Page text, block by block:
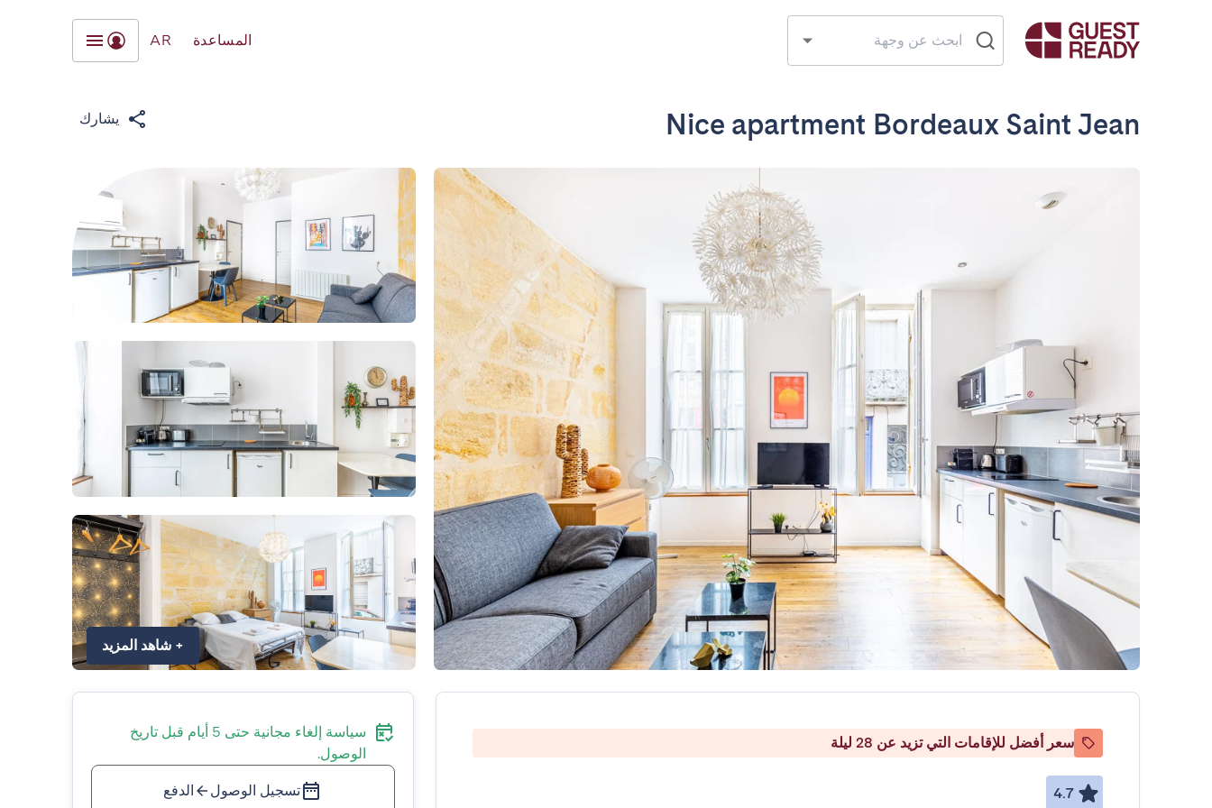
المساعدة AR
Nice apartment Bordeaux Saint Jean يشارك
+ شاهد المزيد
سعر أفضل للإقامات التي تزيد عن 28 ليلة
4.7
سياسة إلغاء مجانية حتى 5 أيام قبل تاريخ
الوصول.
تسجيل الوصول الدفع